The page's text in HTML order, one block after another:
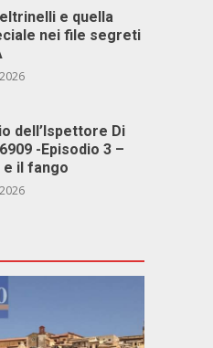
e quella
nei file segreti
dell’Ispettore Di
-Episodio 3 –
e il fango